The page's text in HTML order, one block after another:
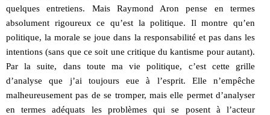
quelques entretiens. Mais Raymond Aron pense en termes
absolument rigoureux ce qu’est la politique. Il montre qu’en
politique, la morale se joue dans la responsabilité et pas dans les
intentions (sans que ce soit une critique du kantisme pour autant).
Par la suite, dans toute ma vie politique, c’est cette grille
d’analyse que j’ai toujours eue à l’esprit. Elle n’empêche
malheureusement pas de se tromper, mais elle permet d’analyser
en termes adéquats les problèmes qui se posent à l’acteur